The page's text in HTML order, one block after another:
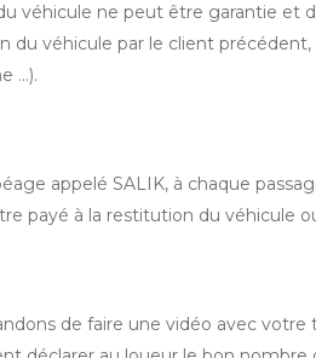
véhicule ne peut être garantie et
du véhicule par le client
…).
appelé SALIK, à chaque
payé à la restitution du véhicule
de faire une vidéo avec